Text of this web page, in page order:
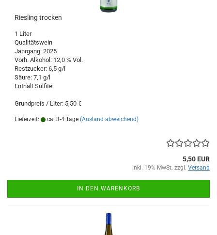
Riesling trocken
1 Liter
Qualitätswein
Jahrgang: 2025
Vorh. Alkohol: 12,0 % Vol.
Restzucker: 6,5 g/l
Säure: 7,1 g/l
Enthält Sulfite
Grundpreis / Liter: 5,50 €
Lieferzeit: ca. 3-4 Tage (Ausland abweichend)
5,50 EUR
inkl. 19% MwSt. zzgl. Versand
IN DEN WARENKORB